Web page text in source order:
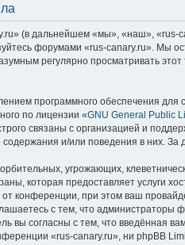
(в дальнейшем «мы», «наш», «rus-
форумами «rus-canary.ru». Мы
регулярно просматривать
программного обеспечения
по лицензии «GNU General Public
связаны с организацией и
содержания и/или поведения в них.
угрожающих,
которая предоставляет услуги
конференции, при этом ваш
с тем, что
вы согласны с тем, что введённая
«rus-canary.ru», ни phpBB